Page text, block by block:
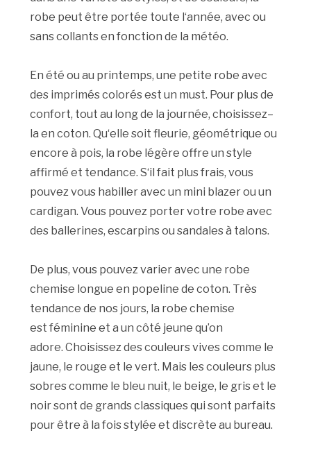
robe peut être portée toute l‘année, avec ou
sans collants en fonction de la météo.
En été ou au printemps, une petite robe avec
des impriméscolorésest un must. Pour plusde
confort, tout au longde la journée, choisissez–
la en coton.Qu‘elle soit fleurie, géométrique ou
encore à pois, la robe légère offre un style
affirmé et tendance.S‘il fait plusfrais, vous
pouvezvous habilleravec un mini blazerou un
cardigan.Vous pouvez portervotre robe avec
des ballerines, escarpinsou sandalesà talons.
De plus, vous pouvez varier avec une robe
chemise longue en popeline de coton. Très
tendance de nos jours, la robe chemise
estféminine et a un côté jeune qu’on
adore. Choisissez des couleurs vives comme le
jaune, le rouge et le vert. Mais les couleurs plus
sobres comme le bleu nuit, le beige, le gris et le
noir sont de grands classiques qui sont parfaits
pour être à la fois stylée et discrète au bureau.